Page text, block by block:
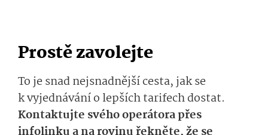
Prostě zavolejte
To je snad nejsnadnější cesta, jak se
k vyjednávání o lepších tarifech dostat.
Kontaktujte svého operátora přes